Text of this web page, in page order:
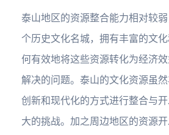
泰山地区的资源整合能力相对较
个历史文化名城，拥有丰富的文
何有效地将这些资源转化为经济
解决的问题。泰山的文化资源虽
创新和现代化的方式进行整合与
大的挑战。加之周边地区的资源